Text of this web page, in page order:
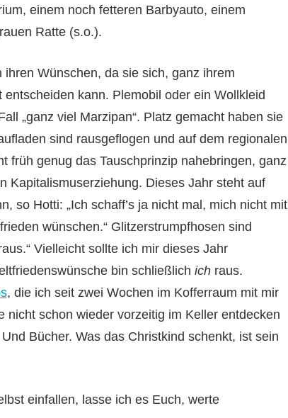
einem noch fetteren Barbyauto, einem
Ratte (s.o.).
Wünschen, da sie sich, ganz ihrem
kann. Plemobil oder ein Wollkleid
„ganz viel Marzipan“. Platz gemacht haben sie
sind rausgeflogen und auf dem regionalen
früh genug das Tauschprinzip nahebringen, ganz
Kapitalismuserziehung. Dieses Jahr steht auf
so Hotti: „Ich schaff’s ja nicht mal, mich nicht mit
wünschen.“ Glitzerstrumpfhosen sind
Vielleicht sollte ich mir dieses Jahr
bin schließlich ichraus.
, die ich seit zwei Wochen im Kofferraum mit mir
schon wieder vorzeitig im Keller entdecken
Bücher. Was das Christkind schenkt, ist sein
einfallen, lasse ich es Euch, werte